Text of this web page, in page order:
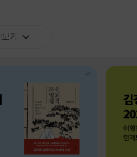
보기